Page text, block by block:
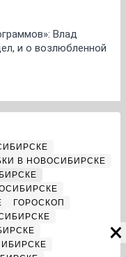
Влад
и о возлюбленной
В НОВОСИБИРСКЕ
ГОРОСКОП